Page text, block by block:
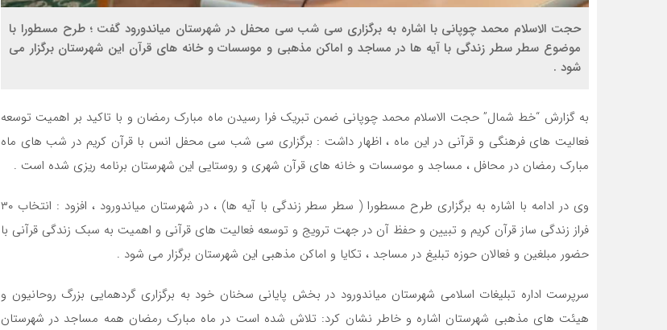
حجت الاسلام محمد چوپانی با اشاره به برگزاری سی شب سی محفل در شهرستان میاندورود گفت ؛ طرح مسطورا با
موضوع سطر سطر زندگی با آیه ها در مساجد و اماکن مذهبی و موسسات و خانه های قرآن این شهرستان برگزار می
شود .
به گزارش “خط شمال” حجت الاسلام محمد چوپانی ضمن تبریک فرا رسیدن ماه مبارک رمضان و با تاکید بر اهمیت توسعه
فعالیت های فرهنگی و قرآنی در این ماه ، اظهار داشت : برگزاری سی شب سی محفل انس با قرآن کریم در شب های ماه
مبارک رمضان در محافل ، مساجد و موسسات و خانه های قرآن شهری و روستایی این شهرستان برنامه ریزی شده است .
وی در ادامه با اشاره به برگزاری طرح مسطورا ( سطر سطر زندگی با آیه ها) ، در شهرستان میاندورود ، افزود : انتخاب ۳۰
فراز زندگی ساز قرآن کریم و تبیین و حفظ آن در جهت ترویج و توسعه فعالیت های قرآنی و اهمیت به سبک زندگی قرآنی با
حضور مبلغین و فعالان حوزه تبلیغ در مساجد ، تکایا و اماکن مذهبی این شهرستان برگزار می شود .
سرپرست اداره تبلیغات اسلامی شهرستان میاندورود در بخش پایانی سخنان خود به برگزاری گردهمایی بزرگ روحانیون و
هیئت های مذهبی شهرستان اشاره و خاطر نشان کرد: تلاش شده است در ماه مبارک رمضان همه مساجد در شهرستان